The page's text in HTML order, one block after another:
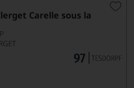
Carelle sous la